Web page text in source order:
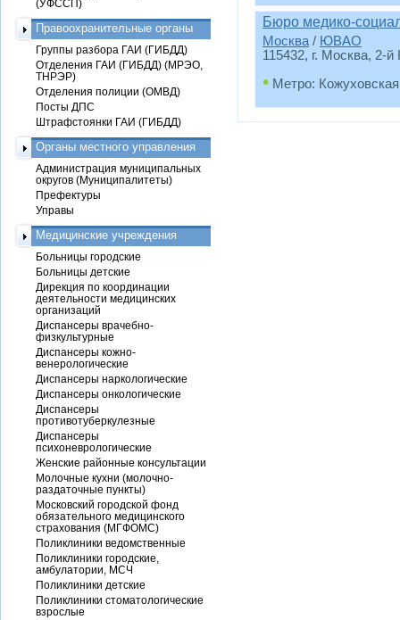
Бюро медико-
Москва / ЮВАО
115432, г. Москва, 2-
• Метро: Кожуховская
(УФССП)
Правоохранительные органы
Группы разбора ГАИ (ГИБДД)
Отделения ГАИ (ГИБДД) (МРЭО,
ТНРЭР)
Отделения полиции (ОМВД)
Посты ДПС
Штрафстоянки ГАИ (ГИБДД)
Органы местного управления
Администрация муниципальных
округов (Муниципалитеты)
Префектуры
Управы
Медицинские учреждения
Больницы городские
Больницы детские
Дирекция по координации
деятельности медицинских
организаций
Диспансеры врачебно-
физкультурные
Диспансеры кожно-
венерологические
Диспансеры наркологические
Диспансеры онкологические
Диспансеры
противотуберкулезные
Диспансеры
психоневрологические
Женские районные консультации
Молочные кухни (молочно-
раздаточные пункты)
Московский городской фонд
обязательного медицинского
страхования (МГФОМС)
Поликлиники ведомственные
Поликлиники городские,
амбулатории, МСЧ
Поликлиники детские
Поликлиники стоматологические
взрослые